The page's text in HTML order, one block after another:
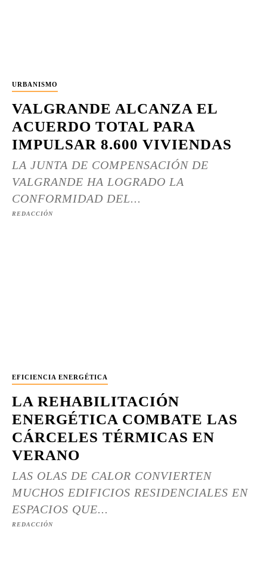
URBANISMO
VALGRANDE ALCANZA EL
ACUERDO TOTAL PARA
IMPULSAR 8.600 VIVIENDAS
LA JUNTA DE COMPENSACIÓN DE
VALGRANDE HA LOGRADO LA
CONFORMIDAD DEL...
REDACCIÓN
EFICIENCIA ENERGÉTICA
LA REHABILITACIÓN
ENERGÉTICA COMBATE LAS
CÁRCELES TÉRMICAS EN
VERANO
LAS OLAS DE CALOR CONVIERTEN
MUCHOS EDIFICIOS RESIDENCIALES EN
ESPACIOS QUE...
REDACCIÓN